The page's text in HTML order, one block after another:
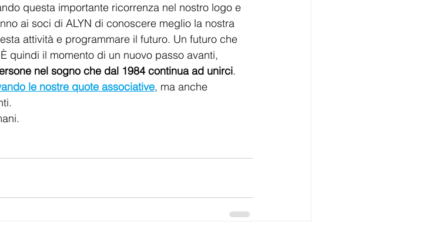
questa importante ricorrenza nel nostro logo e
ai soci di ALYN di conoscere meglio la nostra
attività e programmare il futuro. Un futuro che
quindi il momento di un nuovo passo avanti,
nel sogno che dal 1984 continua ad unirci.
le nostre quote associative, ma anche